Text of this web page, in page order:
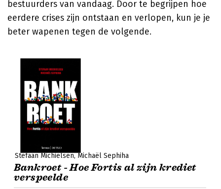
bestuurders van vandaag. Door te begrijpen hoe
eerdere crises zijn ontstaan en verlopen, kun je je
beter wapenen tegen de volgende.
Stefaan Michielsen Michaël Sephiha
Bankroet - Hoe Fortis al zijn krediet
verspeelde